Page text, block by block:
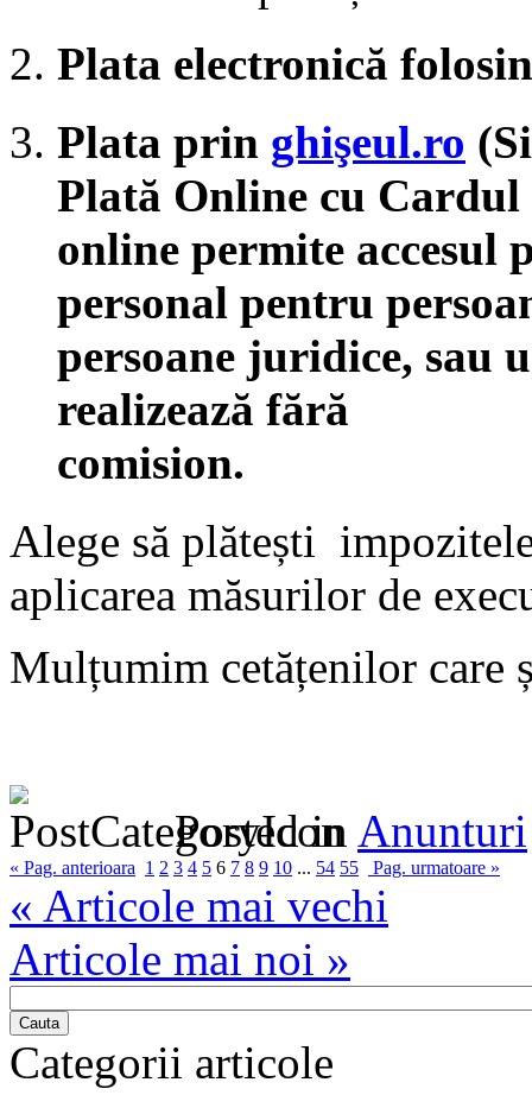
Plata electronică
Plata prin ghişeul.ro
Plată Online cu
online permite accesul
personal pentru
persoane juridice, sau
realizează fără
Alege să plătești
aplicarea măsurilor de
Mulțumim cetățenilor care
Posted in Anunturi
« Pag. anterioara 1 2 3 4 5 6 7 8 9 10 ... 54 55 Pag. urmatoare »
« Articole mai vechi
Articole mai noi »
Cauta
Categorii articole